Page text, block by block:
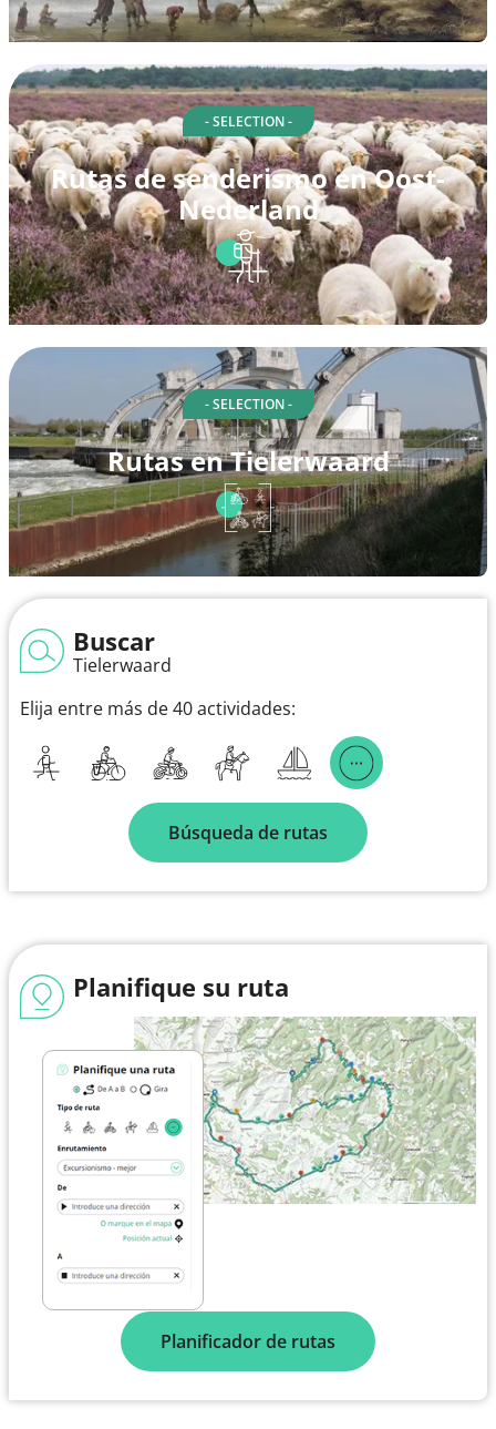
- SELECTION -
Rutas de senderismo en Oost-
Nederland
- SELECTION -
Rutas en Tielerwaard
Buscar
Tielerwaard
Elija entre más de 40 actividades:
Búsqueda de rutas
Planifique su ruta
Planificador de rutas